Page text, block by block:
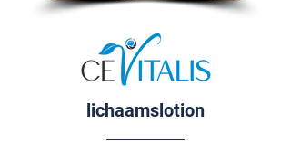
lichaamslotion